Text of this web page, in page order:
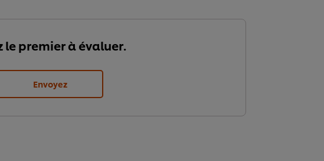
le premier à évaluer.
Envoyez